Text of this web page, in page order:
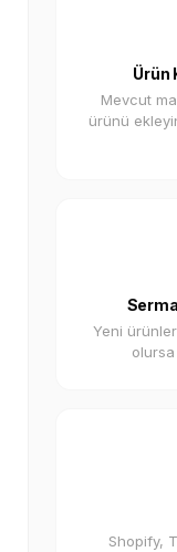
Ürün
Mevcut
ürünü
Yeni ürünler
olursa
Shopify,